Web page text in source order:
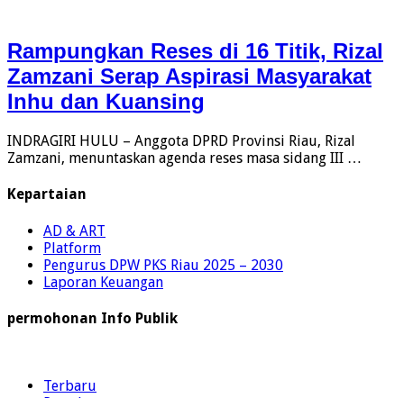
Rampungkan Reses di 16 Titik, Rizal
Zamzani Serap Aspirasi Masyarakat
Inhu dan Kuansing
INDRAGIRI HULU – Anggota DPRD Provinsi Riau, Rizal
Zamzani, menuntaskan agenda reses masa sidang III …
Kepartaian
AD & ART
Platform
Pengurus DPW PKS Riau 2025 – 2030
Laporan Keuangan
permohonan Info Publik
Terbaru